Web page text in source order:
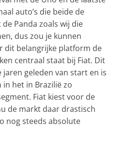
auto’s die beide de
Panda zoals wij die
dus zou je kunnen
dit belangrijke platform de
centraal staat bij Fiat. Dit
jaren geleden van start en is
in het in Brazilië zo
Fiat kiest voor de
de markt daar drastisch
nog steeds absolute